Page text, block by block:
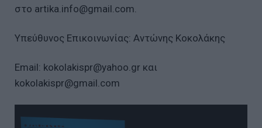
στο artika.info@gmail.com.
Υπεύθυνος Επικοινωνίας: Αντώνης Κοκολάκης
Εmail: kokolakispr@yahoo.gr και
kokolakispr@gmail.com